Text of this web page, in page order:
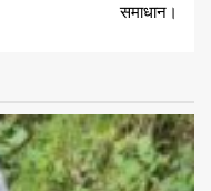
समाधान।